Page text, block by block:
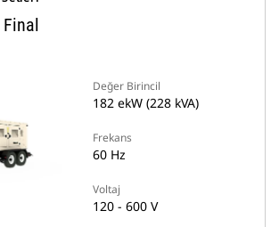
Final
Değer Birincil
182 ekW (228 kVA)
Frekans
60 Hz
Voltaj
120 - 600 V